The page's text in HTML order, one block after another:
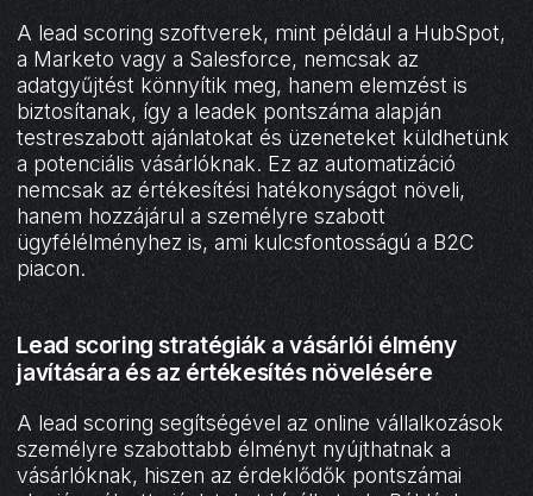
A lead scoring szoftverek, mint például a HubSpot,
a Marketo vagy a Salesforce, nemcsak az
adatgyűjtést könnyítik meg, hanem elemzést is
biztosítanak, így a leadek pontszáma alapján
testreszabott ajánlatokat és üzeneteket küldhetünk
a potenciális vásárlóknak. Ez az automatizáció
nemcsak az értékesítési hatékonyságot növeli,
hanem hozzájárul a személyre szabott
ügyfélélményhez is, ami kulcsfontosságú a B2C
piacon.
Lead scoring stratégiák a vásárlói élmény
javítására és az értékesítés növelésére
A lead scoring segítségével az online vállalkozások
személyre szabottabb élményt nyújthatnak a
vásárlóknak, hiszen az érdeklődők pontszámai